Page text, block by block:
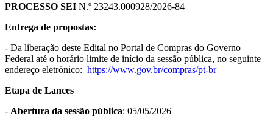
PROCESSO SEI N.º 23243.000928/2026-84
Entrega de propostas:
- Da liberação deste Edital no Portal de Compras do Governo
Federal até o horário limite de início da sessão pública, no seguinte
endereço eletrônico: https://www.gov.br/compras/pt-br
Etapa de Lances
- Abertura da sessão pública: 05/05/2026